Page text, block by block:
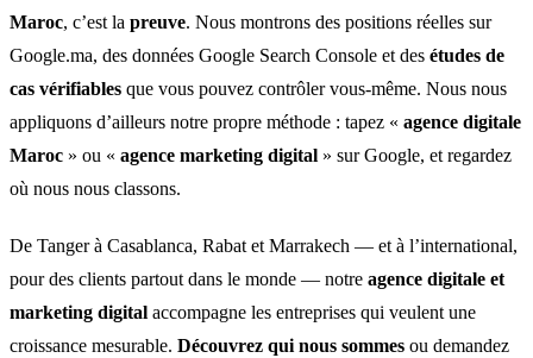
Maroc, c’est la preuve. Nous montrons des positions réelles sur
Google.ma, des données Google Search Console et des études de
cas vérifiables que vous pouvez contrôler vous-même. Nous nous
appliquons d’ailleurs notre propre méthode : tapez « agence digitale
Maroc » ou « agence marketing digital » sur Google, et regardez
où nous nous classons.
De Tanger à Casablanca, Rabat et Marrakech — et à l’international,
pour des clients partout dans le monde — notre agence digitale et
marketing digital accompagne les entreprises qui veulent une
croissance mesurable. Découvrez qui nous sommes ou demandez